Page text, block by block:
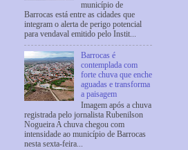
município de
Barrocas está entre as cidades que
integram o alerta de perigo potencial
para vendaval emitido pelo Instit...
Barrocas é
contemplada com
forte chuva que enche
aguadas e transforma
a paisagem
Imagem após a chuva
registrada pelo jornalista Rubenilson
Nogueira A chuva chegou com
intensidade ao município de Barrocas
nesta sexta-feira...